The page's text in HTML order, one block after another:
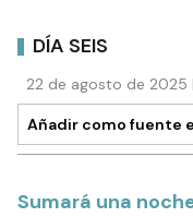
DÍA SEIS
22 de agosto de
Añadir como fuente
Sumará una